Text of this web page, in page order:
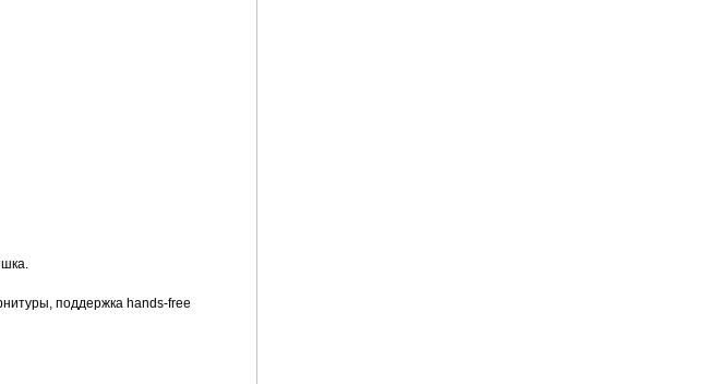
поддержка hands-free